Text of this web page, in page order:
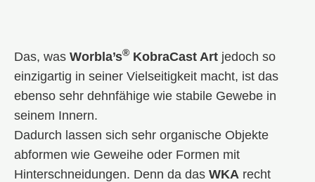
Das, was Worbla’s® KobraCast Art jedoch so
einzigartig in seiner Vielseitigkeit macht, ist das
ebenso sehr dehnfähige wie stabile Gewebe in
seinem Innern.
Dadurch lassen sich sehr organische Objekte
abformen wie Geweihe oder Formen mit
Hinterschneidungen. Denn da das WKA recht